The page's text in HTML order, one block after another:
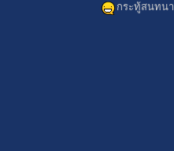
กระทู้สนทนา